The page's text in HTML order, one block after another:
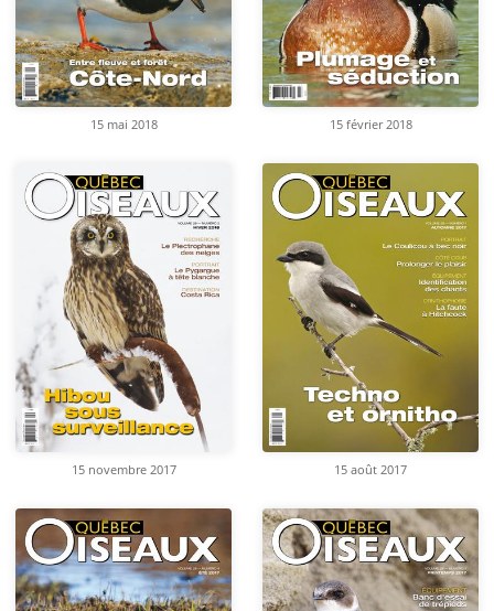
15 mai 2018 15 février 2018
15 novembre 2017 15 août 2017